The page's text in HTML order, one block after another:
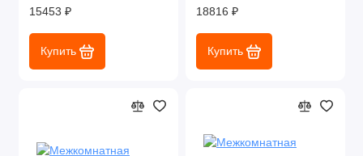
15453 ₽
Купить
18816 ₽
Купить